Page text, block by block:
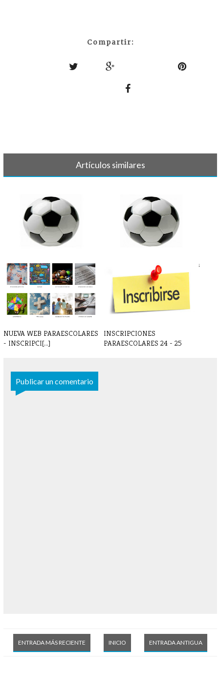
Compartir:
Artículos similares
FÚTBOL - Partidos y horarios
22-23 [...]
FÚTBOL - Crónicas y resultados
15-1[...]
NUEVA WEB PARAESCOLARES
- INSCRIPCI[...]
INSCRIPCIONES
PARAESCOLARES 24 - 25
Publicar un comentario
ENTRADA MÁS RECIENTE ENTRADA ANTIGUA
INICIO